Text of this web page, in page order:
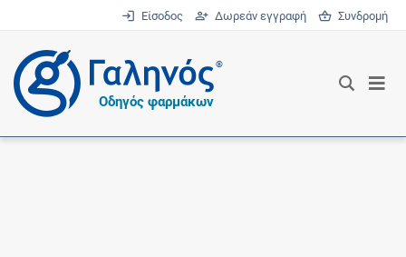
Είσοδος Δωρεάν εγγραφή Συνδρομή
®
Οδηγός φαρμάκων